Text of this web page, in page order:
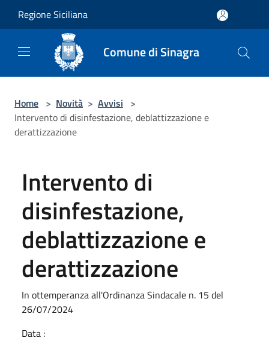
Regione Siciliana
Comune di Sinagra
Home > Novità > Avvisi >
Intervento di disinfestazione, deblattizzazione e
derattizzazione
Intervento di
disinfestazione,
deblattizzazione e
derattizzazione
In ottemperanza all'Ordinanza Sindacale n. 15 del
26/07/2024
Data :